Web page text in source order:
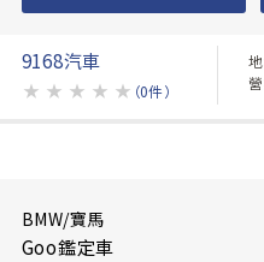
9168汽車
★ ★ ★ ★ ★ （0件）
BMW/寶馬
Goo鑑定車